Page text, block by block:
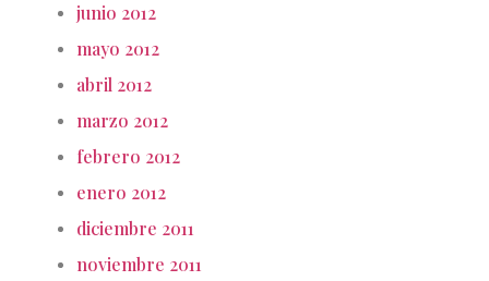
junio 2012
mayo 2012
abril 2012
marzo 2012
febrero 2012
enero 2012
diciembre 2011
noviembre 2011